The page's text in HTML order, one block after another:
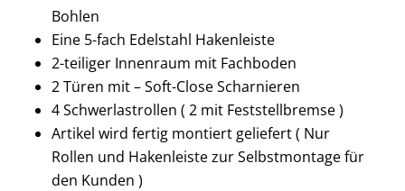
Bohlen
Eine 5-fach Edelstahl Hakenleiste
2-teiliger Innenraum mit Fachboden
2 Türen mit – Soft-Close Scharnieren
4 Schwerlastrollen ( 2 mit Feststellbremse )
Artikel wird fertig montiert geliefert ( Nur
Rollen und Hakenleiste zur Selbstmontage für
den Kunden )